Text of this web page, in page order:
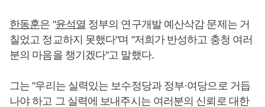
한동훈은 "윤석열 정부의 연구개발 예산삭감 문제는 거
칠었고 정교하지 못했다"며 "저희가 반성하고 충청 여러
분의 마음을 챙기겠다"고 말했다.
그는 "우리는 실력있는 보수정당과 정부·여당으로 거듭
나야 하고 그 실력에 보내주시는 여러분의 신뢰로 대한